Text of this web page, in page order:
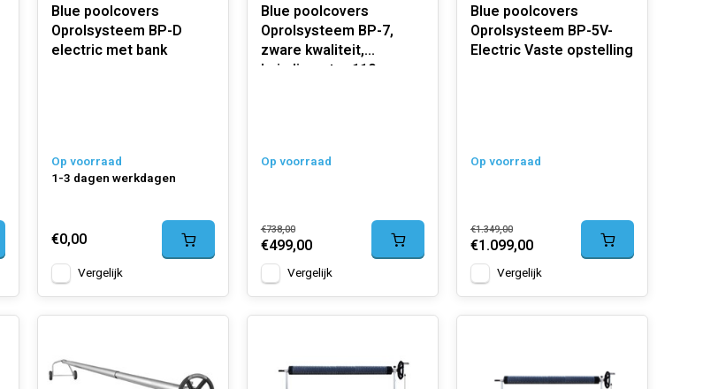
Blue poolcovers
Oprolsysteem BP-D
electric met bank
Op voorraad
1-3 dagen werkdagen
€0,00
Vergelijk
Blue poolcovers
Oprolsysteem BP-7,
zware kwaliteit,
buisdiameter 110 mm.
Op voorraad
€738,00
€499,00
Vergelijk
Blue poolcovers
Oprolsysteem BP-5V-
Electric Vaste opstelling
Op voorraad
€1.349,00
€1.099,00
Vergelijk